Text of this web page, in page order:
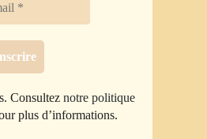
Consulteznotre politique
plus d’informations.